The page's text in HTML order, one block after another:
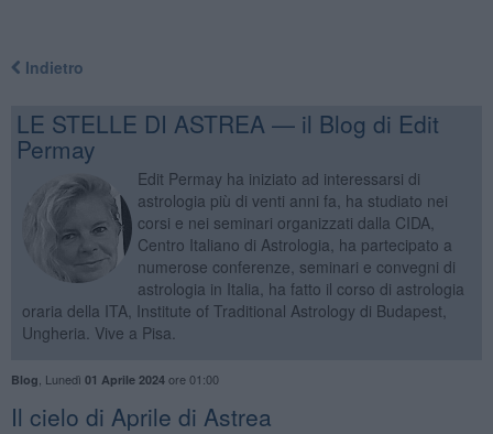
Indietro
LE STELLE DI ASTREA — il Blog di Edit
Permay
Edit Permay ha iniziato ad interessarsi di
astrologia più di venti anni fa, ha studiato nei
corsi e nei seminari organizzati dalla CIDA,
Centro Italiano di Astrologia, ha partecipato a
numerose conferenze, seminari e convegni di
astrologia in Italia, ha fatto il corso di astrologia
oraria della ITA, Institute of Traditional Astrology di Budapest,
Ungheria. Vive a Pisa.
Blog Lunedì 01 Aprile 2024ore 01:00
Il cielo di Aprile di Astrea